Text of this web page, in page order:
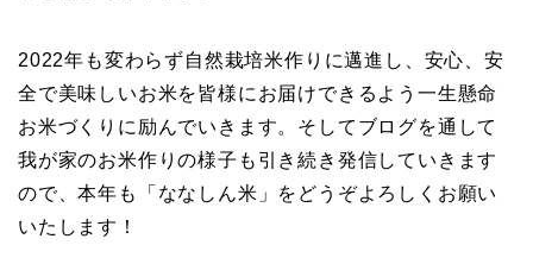
2022年も変わらず自然栽培米作りに邁進し、安心、安
全で美味しいお米を皆様にお届けできるよう一生懸命
お米づくりに励んでいきます。そしてブログを通して
我が家のお米作りの様子も引き続き発信していきます
ので、本年も「ななしん米」をどうぞよろしくお願い
いたします！